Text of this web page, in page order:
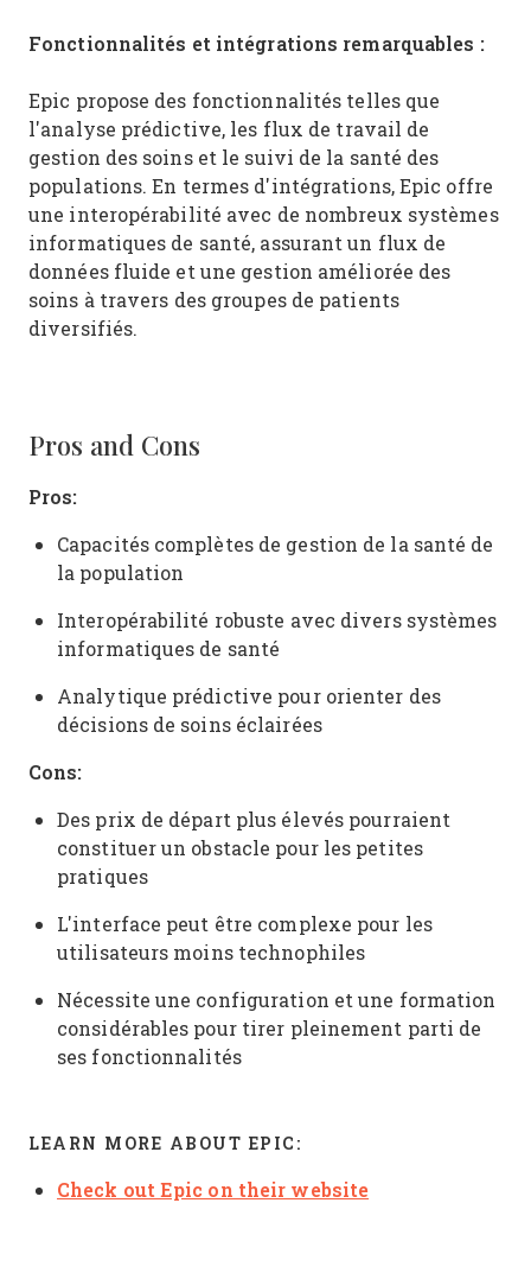
Fonctionnalités et intégrations remarquables :
Epic propose des fonctionnalités telles que
l'analyse prédictive, les flux de travail de
gestion des soins et le suivi de la santé des
populations. En termes d'intégrations, Epic offre
une interopérabilité avec de nombreux systèmes
informatiques de santé, assurant un flux de
données fluide et une gestion améliorée des
soins à travers des groupes de patients
diversifiés.
Pros and Cons
Pros:
Capacités complètes de gestion de la santé de
la population
Interopérabilité robuste avec divers systèmes
informatiques de santé
Analytique prédictive pour orienter des
décisions de soins éclairées
Cons:
Des prix de départ plus élevés pourraient
constituer un obstacle pour les petites
pratiques
L'interface peut être complexe pour les
utilisateurs moins technophiles
Nécessite une configuration et une formation
considérables pour tirer pleinement parti de
ses fonctionnalités
LEARN MORE ABOUT EPIC:
Check out Epic on their website